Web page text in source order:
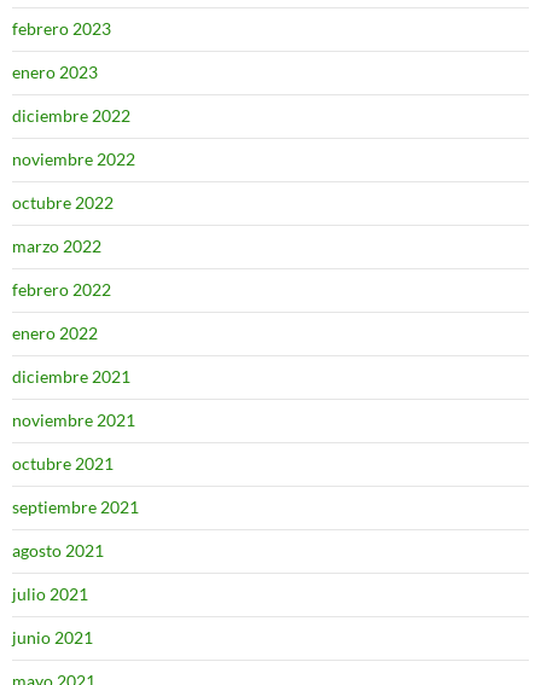
febrero 2023
enero 2023
diciembre 2022
noviembre 2022
octubre 2022
marzo 2022
febrero 2022
enero 2022
diciembre 2021
noviembre 2021
octubre 2021
septiembre 2021
agosto 2021
julio 2021
junio 2021
mayo 2021